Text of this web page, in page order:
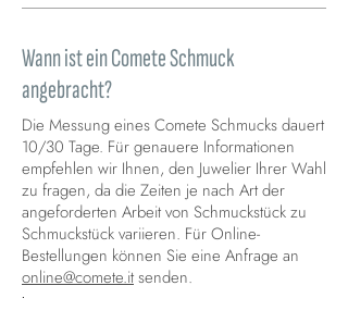
Wann ist ein Comete Schmuck
angebracht?
Die Messung eines Comete Schmucks dauert
10/30 Tage. Für genauere Informationen
empfehlen wir Ihnen, den Juwelier Ihrer Wahl
zu fragen, da die Zeiten je nach Art der
angeforderten Arbeit von Schmuckstück zu
Schmuckstück variieren. Für Online-
Bestellungen können Sie eine Anfrage an
online@comete.itsenden.